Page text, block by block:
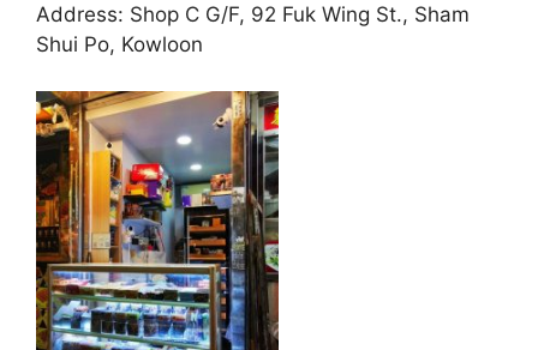
Address: Shop C G/F, 92 Fuk Wing St., Sham
Shui Po, Kowloon